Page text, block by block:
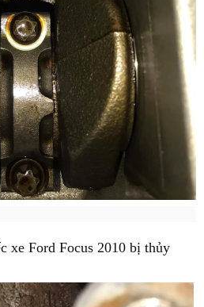
xe Ford Focus 2010 bị thủy